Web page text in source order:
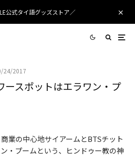
公式タイ語グッズストア／
24/2017
ースポットはエラワン・プ
業の中心地サイアームとBTSチット
・プームという、ヒンドゥー教の神